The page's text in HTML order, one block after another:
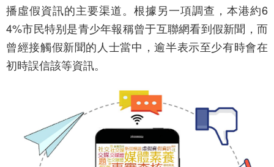
播虛假資訊的主要渠道。根據另一項調查，本港約6
4%市民特别是青少年報稱曾于互聯網看到假新聞，而
曾經接觸假新聞的人士當中，逾半表示至少有時會在
初時誤信該等資訊。